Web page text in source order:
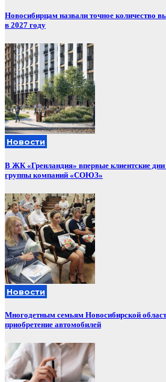
Новосибирцам назвали точное количество
в 2027 году
Новости
В ЖК «Гренландия» впервые клиентские
группы компаний «СОЮЗ»
Новости
Многодетным семьям Новосибирской
приобретение автомобилей